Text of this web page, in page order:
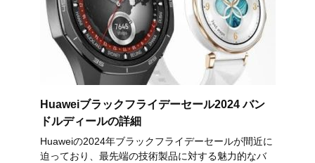
Huaweiブラックフライデーセール2024 バン
ドルディールの詳細
Huaweiの2024年ブラックフライデーセールが間近に
迫っており、最先端の技術製品に対する魅力的なバ